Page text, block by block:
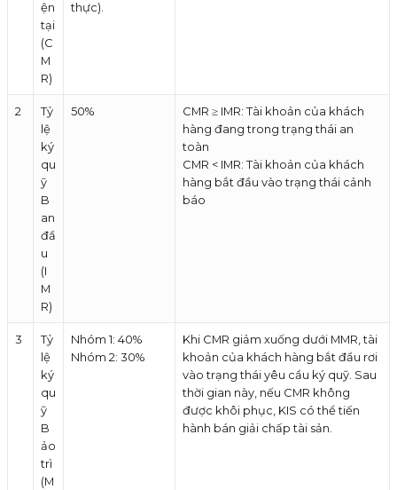
ện
tại
(C
M
R)
thực).
2
Tỷ
lệ
ký
qu
ỹ
B
an
đầ
u
(I
M
R)
50%
CMR ≥ IMR: Tài khoản của khách
hàng đang trong trạng thái an
toàn
CMR < IMR: Tài khoản của khách
hàng bắt đầu vào trạng thái cảnh
báo
3
Tỷ
lệ
ký
qu
ỹ
B
ảo
trì
(M
Nhóm 1: 40%
Nhóm 2: 30%
Khi CMR giảm xuống dưới MMR, tài
khoản của khách hàng bắt đầu rơi
vào trạng thái yêu cầu ký quỹ. Sau
thời gian này, nếu CMR không
được khôi phục, KIS có thể tiến
hành bán giải chấp tài sản.